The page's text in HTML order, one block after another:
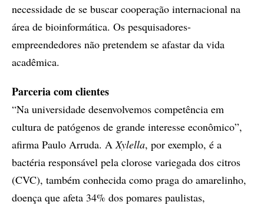
necessidade de se buscar cooperação internacional na
área de bioinformática. Os pesquisadores-
empreendedores não pretendem se afastar da vida
acadêmica.
Parceria com clientes
“Na universidade desenvolvemos competência em
cultura de patógenos de grande interesse econômico”,
afirma Paulo Arruda. A Xylella, por exemplo, é a
bactéria responsável pela clorose variegada dos citros
(CVC), também conhecida como praga do amarelinho,
doença que afeta 34% dos pomares paulistas,